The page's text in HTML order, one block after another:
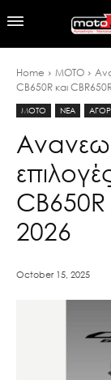
Home MOTO
CB650R και
MOTO ΝΕΑ
CB650R
2026
October 15, 2025